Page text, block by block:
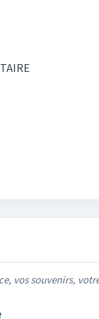
vos souvenirs,